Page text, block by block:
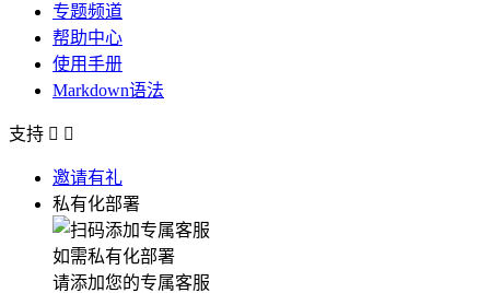
专题频道
帮助中心
使用手册
Markdown语法
支持  
邀请有礼
私有化部署
如需私有化部署
请添加您的专属客服